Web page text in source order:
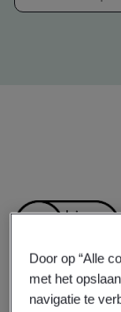
Door op “Alle
met het
navigatie te